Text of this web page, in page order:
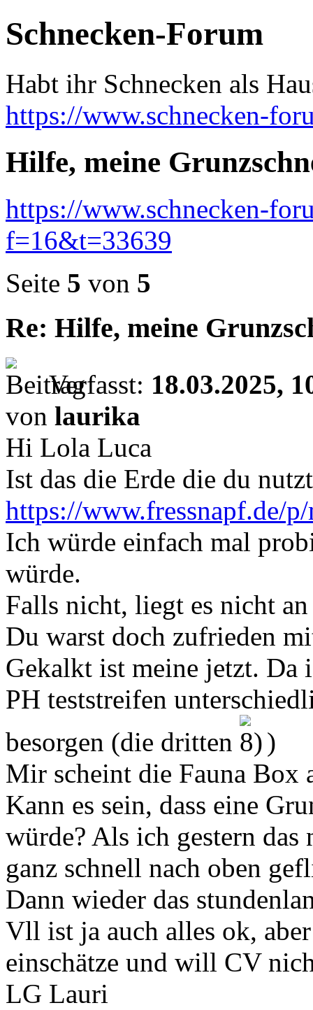
Schnecken-Forum
Habt ihr Schnecken als
https://www.schnecken-
Hilfe, meine
https://www.schnecken-
f=16&t=33639
Seite 5 von 5
Re: Hilfe, meine
Verfasst: 18.03.2025,
von laurika
Hi Lola Luca
Ist das die Erde die du
https://www.fressnapf.de/
Ich würde einfach mal
würde.
Falls nicht, liegt es nicht
Du warst doch zufrieden
Gekalkt ist meine jetzt. Da
PH teststreifen
besorgen (die dritten
)
Mir scheint die Fauna Box
Kann es sein, dass eine
würde? Als ich gestern
ganz schnell nach oben
Dann wieder das
Vll ist ja auch alles ok,
einschätze und will CV
LG Lauri